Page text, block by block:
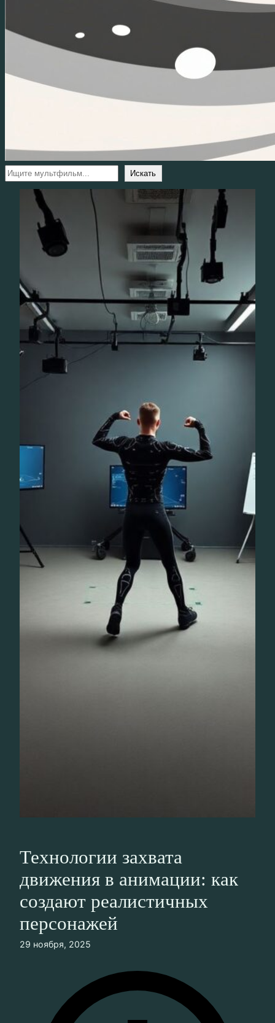
Поиск Искать
Технологии захвата
движения в анимации: как
создают реалистичных
персонажей
29 ноября, 2025